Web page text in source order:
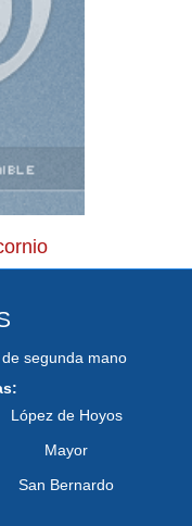
segunda mano
López de Hoyos
Mayor
San Bernardo